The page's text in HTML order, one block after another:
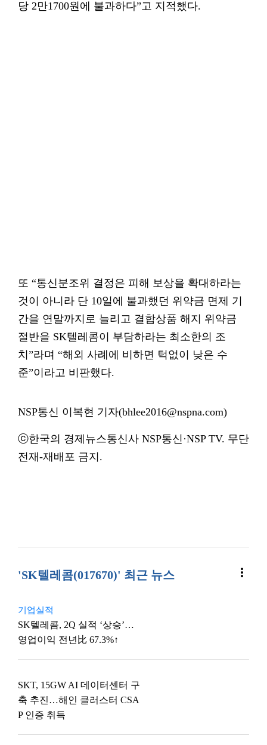
당 2만1700원에 불과하다”고 지적했다.
또 “통신분조위 결정은 피해 보상을 확대하라는
것이 아니라 단 10일에 불과했던 위약금 면제 기
간을 연말까지로 늘리고 결합상품 해지 위약금
절반을 SK텔레콤이 부담하라는 최소한의 조
치”라며 “해외 사례에 비하면 턱없이 낮은 수
준”이라고 비판했다.
NSP통신 이복현 기자(bhlee2016@nspna.com)
ⓒ한국의 경제뉴스통신사 NSP통신·NSP TV. 무단
전재-재배포 금지.
'SK텔레콤(017670)' 최근 뉴스 more_vert
기업실적
SK텔레콤, 2Q 실적 ‘상승’…
영업이익 전년比 67.3%↑
SKT, 15GW AI 데이터센터 구
축 추진…해인 클러스터 CSA
P 인증 취득